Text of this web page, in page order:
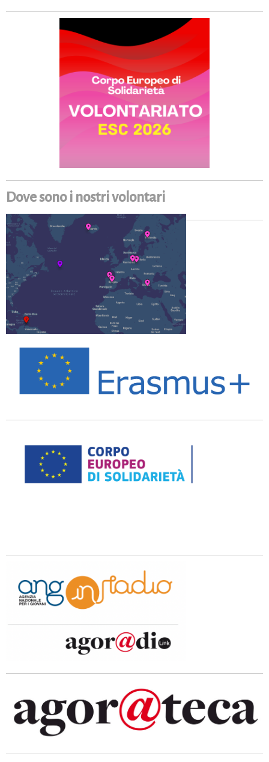
Dove sono i nostri volontari